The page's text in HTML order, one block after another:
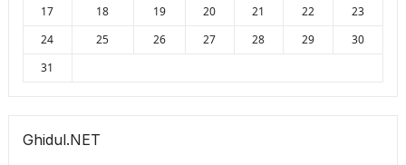
17
18 19 20 21 22
23
24
25 26 27 28 29
30
31
Ghidul.NET